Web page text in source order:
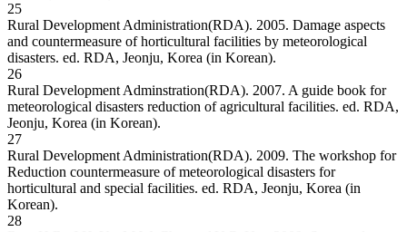
25
Rural Development Administration(RDA). 2005. Damage aspects
and countermeasure of horticultural facilities by meteorological
disasters. ed. RDA, Jeonju, Korea (in Korean).
26
Rural Development Adminstration(RDA). 2007. A guide book for
meteorological disasters reduction of agricultural facilities. ed. RDA,
Jeonju, Korea (in Korean).
27
Rural Development Administration(RDA). 2009. The workshop for
Reduction countermeasure of meteorological disasters for
horticultural and special facilities. ed. RDA, Jeonju, Korea (in
Korean).
28